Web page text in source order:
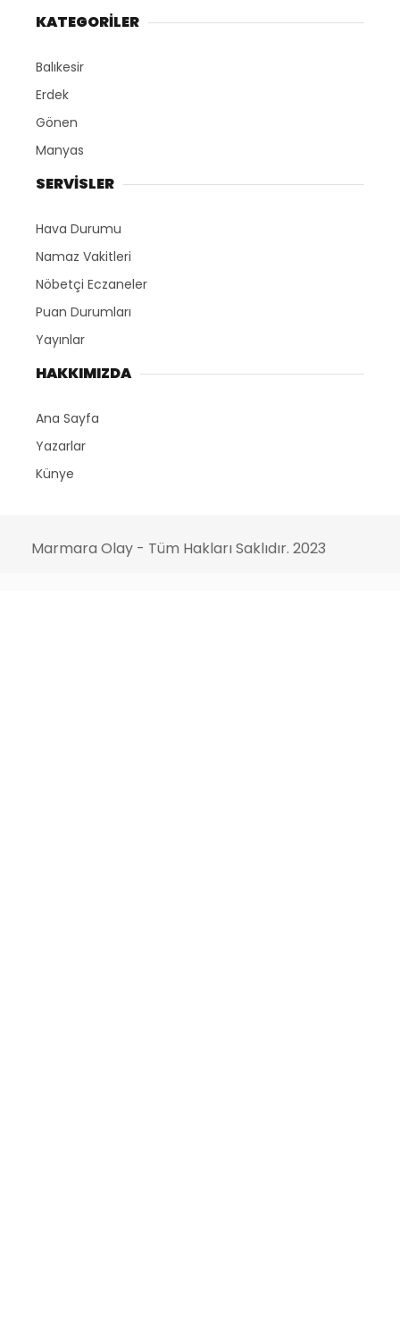
KATEGORİLER
Balıkesir
Erdek
Gönen
Manyas
SERVİSLER
Hava Durumu
Namaz Vakitleri
Nöbetçi Eczaneler
Puan Durumları
Yayınlar
HAKKIMIZDA
Ana Sayfa
Yazarlar
Künye
Marmara Olay - Tüm Hakları Saklıdır. 2023